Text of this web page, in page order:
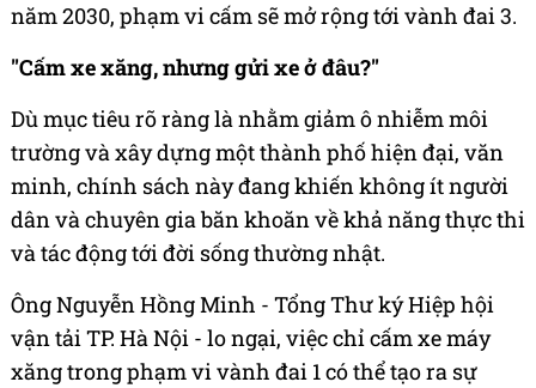
năm 2030, phạm vi cấm sẽ mở rộng tới vành đai 3.
"Cấm xe xăng, nhưng gửi xe ở đâu?"
Dù mục tiêu rõ ràng là nhằm giảm ô nhiễm môi
trường và xây dựng một thành phố hiện đại, văn
minh, chính sách này đang khiến không ít người
dân và chuyên gia băn khoăn về khả năng thực thi
và tác động tới đời sống thường nhật.
Ông Nguyễn Hồng Minh - Tổng Thư ký Hiệp hội
vận tải TP. Hà Nội - lo ngại, việc chỉ cấm xe máy
xăng trong phạm vi vành đai 1 có thể tạo ra sự